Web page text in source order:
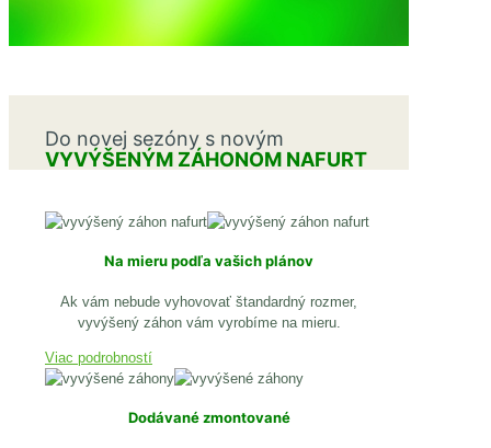
Do novej sezóny s novým
VYVÝŠENÝM ZÁHONOM NAFURT
Na mieru podľa vašich plánov
Ak vám nebude vyhovovať štandardný rozmer,
vyvýšený záhon vám vyrobíme na mieru.
Viac podrobností
Dodávané zmontované